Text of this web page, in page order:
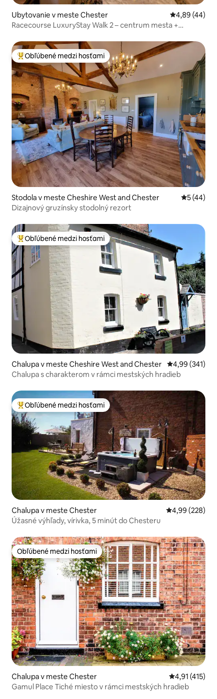
Ubytovanie v meste Chester Priemerné
4,89 (44)
Racecourse LuxuryStay Walk 2 – centrum mesta +
Najobľúbenejšie medzi hosťami
Obľúbené medzi hosťami
Stodola v meste Cheshire West and Chester
5 (44)
Dizajnový gruzínsky stodolný rezort
Najobľúbenejšie medzi hosťami
Obľúbené medzi hosťami
Chalupa v meste Cheshire West and Chester Priemerné
4,99 (341)
Chalupa s charakterom v rámci mestských hradieb
Najobľúbenejšie medzi hosťami
Obľúbené medzi hosťami
Chalupa v meste Chester Priemerné
4,99 (228)
Úžasné výhľady, vírivka, 5 minút do Chesteru
Obľúbené medzi hosťami
Obľúbené medzi hosťami
Chalupa v meste Chester Priemerné
4,91 (415)
Gamul Place Tiché miesto v rámci mestských hradieb